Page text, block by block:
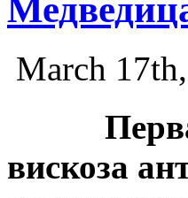
March
Первая
вискоза